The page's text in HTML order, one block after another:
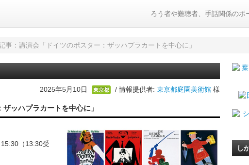
ろう者や難聴者、手話関係のポ
事：講演会「ドイツのポスター：ザッハプラカートを中心に」
2025年5月10日 東京都 / 情報提供者: 東京都庭園美術館 様
ッハプラカートを中心に」
（13:30受
し